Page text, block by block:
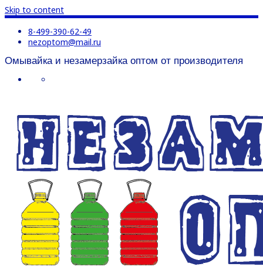
Skip to content
8-499-390-62-49
nezoptom@mail.ru
Омывайка и незамерзайка оптом от производителя